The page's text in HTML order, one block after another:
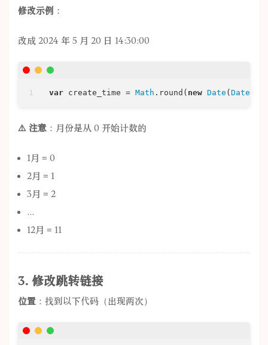
修改示例 ：
改成 2024 年 5 月 20 日 14:30:00
var create_time = Math .round( new Date ( Date
⚠️ 注意 ：月份是从 0 开始计数的
1月 = 0
2月 = 1
3月 = 2
...
12月 = 11
3. 修改跳转链接
位置 ：找到以下代码（出现两次）